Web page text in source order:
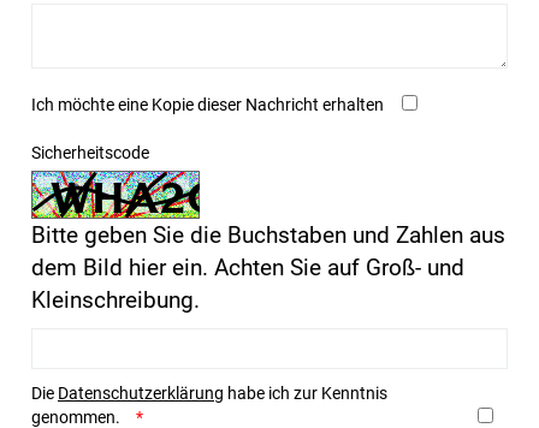
Ich möchte eine Kopie dieser Nachricht erhalten
Sicherheitscode
Bitte geben Sie die Buchstaben und Zahlen aus
dem Bild hier ein. Achten Sie auf Groß- und
Kleinschreibung.
Die Datenschutzerklärung habe ich zur Kenntnis
genommen.